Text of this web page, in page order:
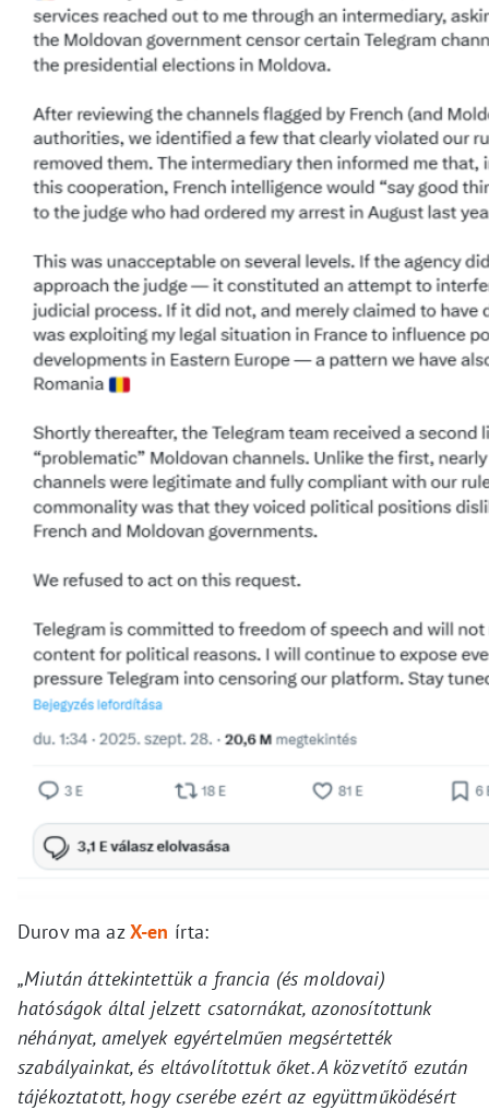
Durov ma azX-en írta:
„Miután áttekintettük a francia (és moldovai)
hatóságok által jelzett csatornákat, azonosítottunk
néhányat, amelyek egyértelműen megsértették
szabályainkat, és eltávolítottuk őket. A közvetítő ezután
tájékoztatott, hogy cserébe ezért az együttműködésért